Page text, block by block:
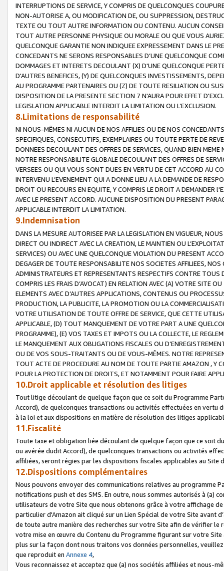
INTERRUPTIONS DE SERVICE, Y COMPRIS DE QUELCONQUES
NON-AUTORISE A, OU MODIFICATION DE, OU SUPPRESSION,
TEXTE OU TOUT AUTRE INFORMATION OU CONTENU. AUCUN
TOUT AUTRE PERSONNE PHYSIQUE OU MORALE OU QUE VOUS
QUELCONQUE GARANTIE NON INDIQUEE EXPRESSEMENT DANS LE
CONCEDANTS NE SERONS RESPONSABLES D’UNE QUELCONQUE
DOMMAGES ET INTERETS DECOULANT (X) D'UNE QUELCONQUE
D'AUTRES BENEFICES, (Y) DE QUELCONQUES INVESTISSEMENTS,
AU PROGRAMME PARTENAIRES OU (Z) DE TOUTE RESILIATION OU
DISPOSITION DE LA PRESENTE SECTION 7 N'AURA POUR EFFET
LEGISLATION APPLICABLE INTERDIT LA LIMITATION OU L’EXCLUSION.
8.Limitations de responsabilité
NI NOUS-MÊMES NI AUCUN DE NOS AFFILIES OU DE NOS
SPECIFIQUES, CONSECUTIFS, EXEMPLAIRES OU TOUTE PERTE DE
DONNEES DECOULANT DES OFFRES DE SERVICES, QUAND BIEN
NOTRE RESPONSABILITE GLOBALE DECOULANT DES OFFRES DE
VERSEES OU QUI VOUS SONT DUES EN VERTU DE CET ACCORD AU
INTERVENU L’EVENEMENT QUI A DONNE LIEU A LA DEMANDE DE
DROIT OU RECOURS EN EQUITE, Y COMPRIS LE DROIT A DEMANDER
AVEC LE PRESENT ACCORD. AUCUNE DISPOSITION DU PRESENT
APPLICABLE INTERDIT LA LIMITATION.
9.Indemnisation
DANS LA MESURE AUTORISEE PAR LA LEGISLATION EN VIGUEUR,
DIRECT OU INDIRECT AVEC LA CREATION, LE MAINTIEN OU
SERVICES) OU AVEC UNE QUELCONQUE VIOLATION DU PRESENT
DEGAGER DE TOUTE RESPONSABILITE NOS SOCIETES AFFILIEES,
ADMINISTRATEURS ET REPRESENTANTS RESPECTIFS CONTRE
COMPRIS LES FRAIS D’AVOCAT) EN RELATION AVEC (A) VOTRE SITE
ELEMENTS AVEC D’AUTRES APPLICATIONS, CONTENUS OU
PRODUCTION, LA PUBLICITE, LA PROMOTION OU LA
VOTRE UTILISATION DE TOUTE OFFRE DE SERVICE, QUE CETTE
APPLICABLE, (D) TOUT MANQUEMENT DE VOTRE PART A UNE
PROGRAMME), (E) VOS TAXES ET IMPOTS OU LA COLLECTE, LE
LE MANQUEMENT AUX OBLIGATIONS FISCALES OU
OU DE VOS SOUS-TRAITANTS OU DE VOUS-MÊMES. NOTRE
TOUT ACTE DE PROCEDURE AU NOM DE TOUTE PARTIE AMAZON , Y
POUR LA PROTECTION DE DROITS, ET NOTAMMENT POUR FAIRE
10.Droit applicable et résolution des litiges
Tout litige découlant de quelque façon que ce soit du Programme
Accord), de quelconques transactions ou activités effectuées en vertu
à la loi et aux dispositions en matière de résolution des litiges
11.Fiscalité
Toute taxe et obligation liée découlant de quelque façon que ce soit
ou avérée dudit Accord), de quelconques transactions ou activités
affiliées, seront régies par les dispositions fiscales applicables au Site
12.Dispositions complémentaires
Nous pouvons envoyer des communications relatives au programme
notifications push et des SMS. En outre, nous sommes autorisés à
utilisateurs de votre Site que nous obtenons grâce à votre affichage
particulier d'Amazon ait cliqué sur un Lien Spécial de votre Site avant
de toute autre manière des recherches sur votre Site afin de vérifier
votre mise en œuvre du Contenu du Programme figurant sur votre
plus sur la façon dont nous traitons vos données personnelles,
que reproduit en Annexe 4,
Vous reconnaissez et acceptez que (a) nos sociétés affiliées et nous-